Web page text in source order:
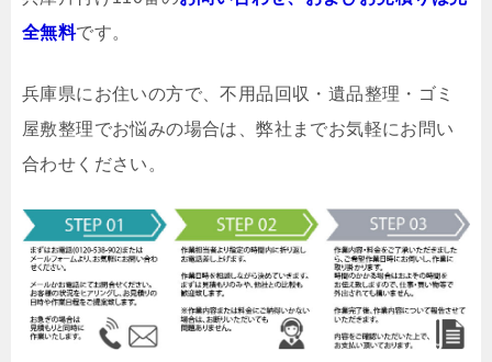
全無料です。
兵庫県にお住いの方で、不用品回収・遺品整理・ゴミ
屋敷整理でお悩みの場合は、弊社までお気軽にお問い
合わせください。